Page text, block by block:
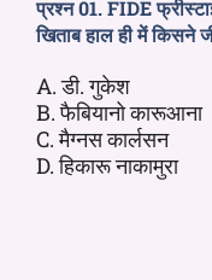
प्रश्न 01. FIDE
खिताब हाल ही में किसने
A. डी. गुकेश
B. फैबियानो कारूआना
C. मैग्नस कार्लसन
D. हिकारू नाकामुरा